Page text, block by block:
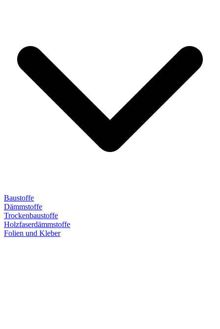
Baustoffe
Dämmstoffe
Trockenbaustoffe
Holzfaserdämmstoffe
Folien und Kleber